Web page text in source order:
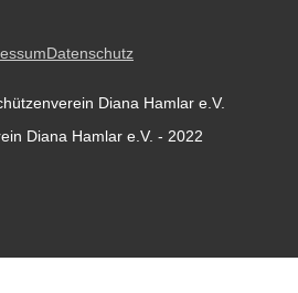
Datenschutz
Diana Hamlar e.V.
Diana Hamlar e.V. - 2022